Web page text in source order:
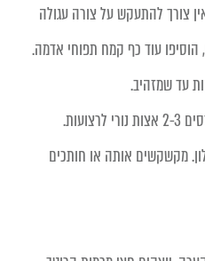
צורך להתעקש על צורה עגולה
עוד כף קמח תפוחי אדמה.
מקשקשים אותה או חותכים